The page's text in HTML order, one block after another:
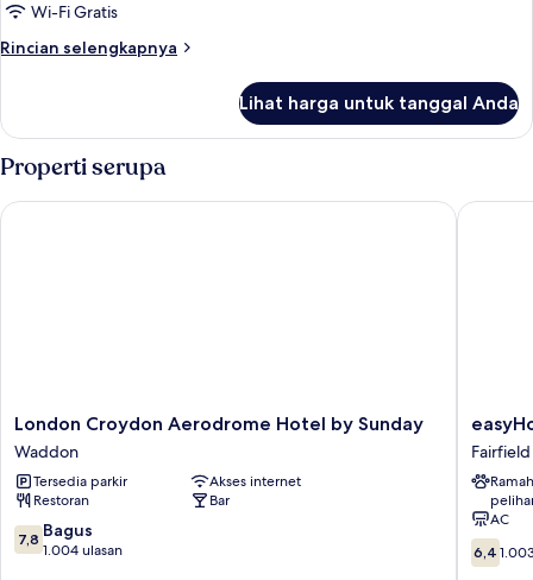
Wi-Fi Gratis
Rincian selengkapnya
Rincian
Kamar
Lihat harga untuk tanggal Anda
Properti serupa
London
Croydon
Aerodrome
Hotel
by
Sunday
Waddon
London Croydon Aerodrome Hotel by Sunday
Waddon
Tersedia parkir
Akses internet
Restoran
Bar
7.8
dari
7,8 Bagus
1.004 ulasan
London Croydon Aerodrome Hotel by Sunday
London
Croydon
Fairfield
Fairfield
AC
6.4
dari
6,4